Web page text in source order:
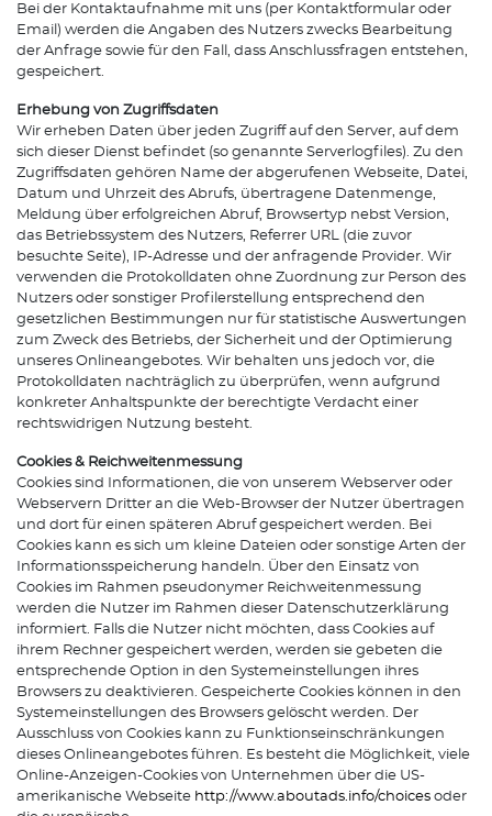
Bei der Kontaktaufnahme mit uns (per Kontaktformular oder
Email) werden die Angaben des Nutzers zwecks Bearbeitung
der Anfrage sowie für den Fall, dass Anschlussfragen entstehen,
gespeichert.
Erhebung von Zugriffsdaten
Wir erheben Daten über jeden Zugriff auf den Server, auf dem
sich dieser Dienst befindet (so genannte Serverlogfiles). Zu den
Zugriffsdaten gehören Name der abgerufenen Webseite, Datei,
Datum und Uhrzeit des Abrufs, übertragene Datenmenge,
Meldung über erfolgreichen Abruf, Browsertyp nebst Version,
das Betriebssystem des Nutzers, Referrer URL (die zuvor
besuchte Seite), IP-Adresse und der anfragende Provider. Wir
verwenden die Protokolldaten ohne Zuordnung zur Person des
Nutzers oder sonstiger Profilerstellung entsprechend den
gesetzlichen Bestimmungen nur für statistische Auswertungen
zum Zweck des Betriebs, der Sicherheit und der Optimierung
unseres Onlineangebotes. Wir behalten uns jedoch vor, die
Protokolldaten nachträglich zu überprüfen, wenn aufgrund
konkreter Anhaltspunkte der berechtigte Verdacht einer
rechtswidrigen Nutzung besteht.
Cookies & Reichweitenmessung
Cookies sind Informationen, die von unserem Webserver oder
Webservern Dritter an die Web-Browser der Nutzer übertragen
und dort für einen späteren Abruf gespeichert werden. Bei
Cookies kann es sich um kleine Dateien oder sonstige Arten der
Informationsspeicherung handeln. Über den Einsatz von
Cookies im Rahmen pseudonymer Reichweitenmessung
werden die Nutzer im Rahmen dieser Datenschutzerklärung
informiert. Falls die Nutzer nicht möchten, dass Cookies auf
ihrem Rechner gespeichert werden, werden sie gebeten die
entsprechende Option in den Systemeinstellungen ihres
Browsers zu deaktivieren. Gespeicherte Cookies können in den
Systemeinstellungen des Browsers gelöscht werden. Der
Ausschluss von Cookies kann zu Funktionseinschränkungen
dieses Onlineangebotes führen. Es besteht die Möglichkeit, viele
Online-Anzeigen-Cookies von Unternehmen über die US-
amerikanische Webseite http://www.aboutads.info/choices oder